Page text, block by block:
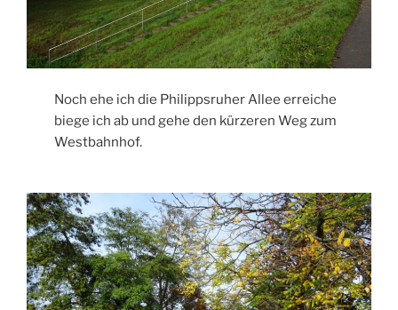
Noch ehe ich die Philippsruher Allee erreiche
biege ich ab und gehe den kürzeren Weg zum
Westbahnhof.